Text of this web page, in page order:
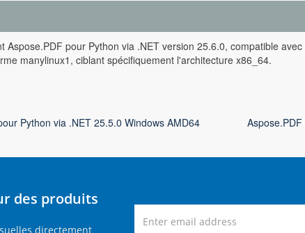
Aspose.PDF pour Python via .NET version 25.6.0, compatible
manylinux1, ciblant spécifiquement l'architecture x86_64.
Python via .NET 25.5.0 Windows AMD64
des produits
directement